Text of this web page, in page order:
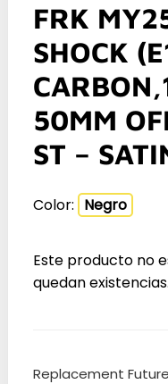
FRK
SHOCK
50MM
ST –
Color: Negro
Este producto no
quedan existencias.
Replacement